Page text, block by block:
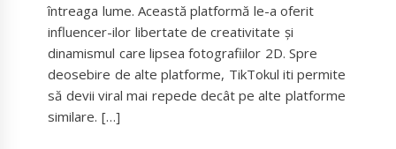
întreaga lume. Această platformă le-a oferit
influencer-ilor libertate de creativitate și
dinamismul care lipsea fotografiilor 2D. Spre
deosebire de alte platforme, TikTokul iti permite
să devii viral mai repede decât pe alte platforme
similare. […]